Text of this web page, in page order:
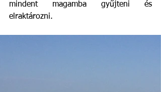
mindent magamba gyűjteni és
elraktározni.